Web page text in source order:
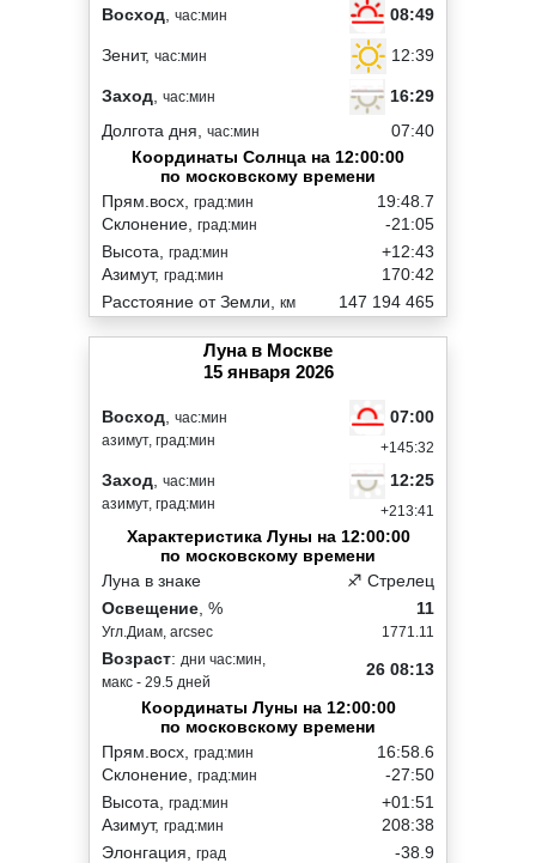
Восход час:мин 08:49
Зенит, час:мин 12:39
Заход час:мин
16:29
Долгота дня, час:мин
07:40
Координаты Солнца на 12:00:00
по московскому времени
Прям.восх, град:мин
Склонение, град:мин
19:48.7
-21:05
Высота, град:мин
Азимут, град:мин
+12:43
170:42
Расстояние от Земли, км 147 194 465
Луна в Москве
15 января 2026
Восход час:мин
азимут, град:мин
07:00
+145:32
Заход час:мин
азимут, град:мин
12:25
+213:41
Характеристика Луны на 12:00:00
по московскому времени
Луна в знаке
♐ Стрелец
Освещение , %
Угл.Диам, arcsec
11
1771.11
Возраст: дни час:мин,
макс - 29.5 дней
26 08:13
Координаты Луны на 12:00:00
по московскому времени
Прям.восх, град:мин
Склонение, град:мин
16:58.6
-27:50
Высота, град:мин
Азимут, град:мин
+01:51
208:38
Элонгация, град
-38.9